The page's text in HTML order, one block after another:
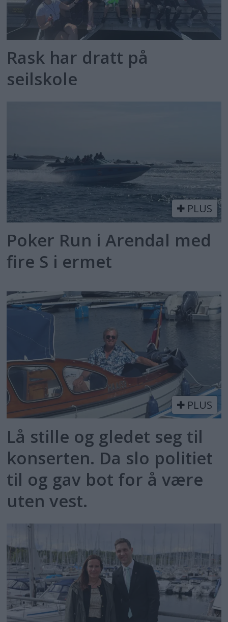
Rask har dratt på
seilskole
PLUS
Poker Run i Arendal med
fire S i ermet
PLUS
Lå stille og gledet seg til
konserten. Da slo politiet
til og gav bot for å være
uten vest.